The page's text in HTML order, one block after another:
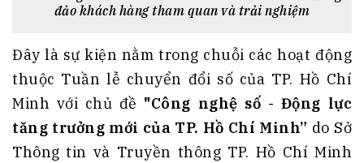
đảo khách hàng tham quan và trải nghiệm
Đây là sự kiện nằm trong chuỗi các hoạt động
thuộc Tuần lễ chuyển đổi số của TP. Hồ Chí
Minh với chủ đề "Công nghệ số - Động lực
tăng trưởng mới của TP. Hồ Chí Minh” do Sở
Thông tin và Truyền thông TP. Hồ Chí Minh